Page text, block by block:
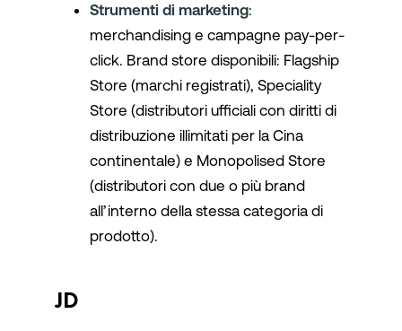
Strumenti di marketing:
merchandising e campagne pay-per-
click. Brand store disponibili: Flagship
Store (marchi registrati), Speciality
Store (distributori ufficiali con diritti di
distribuzione illimitati per la Cina
continentale) e Monopolised Store
(distributori con due o più brand
all’interno della stessa categoria di
prodotto).
JD